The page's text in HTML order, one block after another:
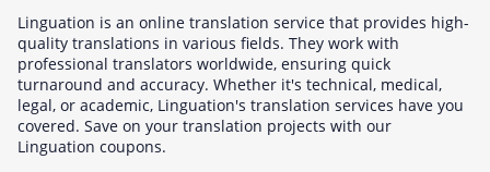
Foto, Druck & Büro
Gaming & Spielzeug
Garten, Haushalt & Tiere
Gesundheit & Beauty
Mobilfunk & Internet
Linguation is an online translation service that provides high-
quality translations in various fields. They work with
professional translators worldwide, ensuring quick
turnaround and accuracy. Whether it's technical, medical,
legal, or academic, Linguation's translation services have you
covered. Save on your translation projects with our
Linguation coupons.